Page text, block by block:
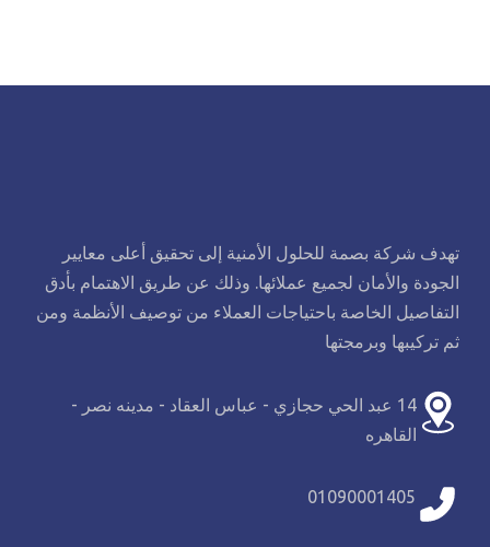
14 عبد الحي حجازي - عباس العقاد - مدينه نصر -
القاهره
01090001405
تهدف شركة بصمة للحلول الأمنية إلى تحقيق أعلى معايير
الجودة والأمان لجميع عملائها. وذلك عن طريق الاهتمام بأدق
التفاصيل الخاصة باحتياجات العملاء من توصيف الأنظمة ومن
ثم تركيبها وبرمجتها